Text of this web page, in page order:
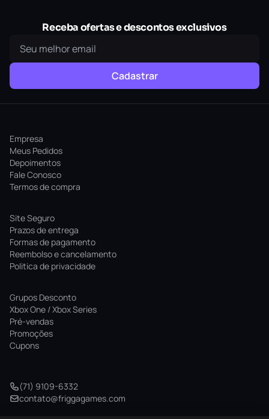
Receba ofertas e descontos exclusivos
Cadastrar
Empresa
Meus Pedidos
Depoimentos
Fale Conosco
Termos de compra
Site Seguro
Prazos de entrega
Formas de pagamento
Reembolso e cancelamento
Politica de privacidade
Grupos Desconto
Xbox One / Xbox Series
Pré-vendas
Promoções
Cupons
(71) 9109-6332
contato@friggagames.com